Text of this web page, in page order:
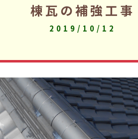
棟瓦の補強工事
2019/10/12